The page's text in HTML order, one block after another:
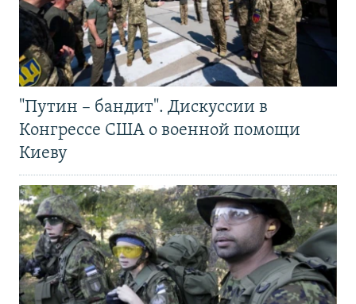
"Путин – бандит". Дискуссии в
Конгрессе США о военной помощи
Киеву